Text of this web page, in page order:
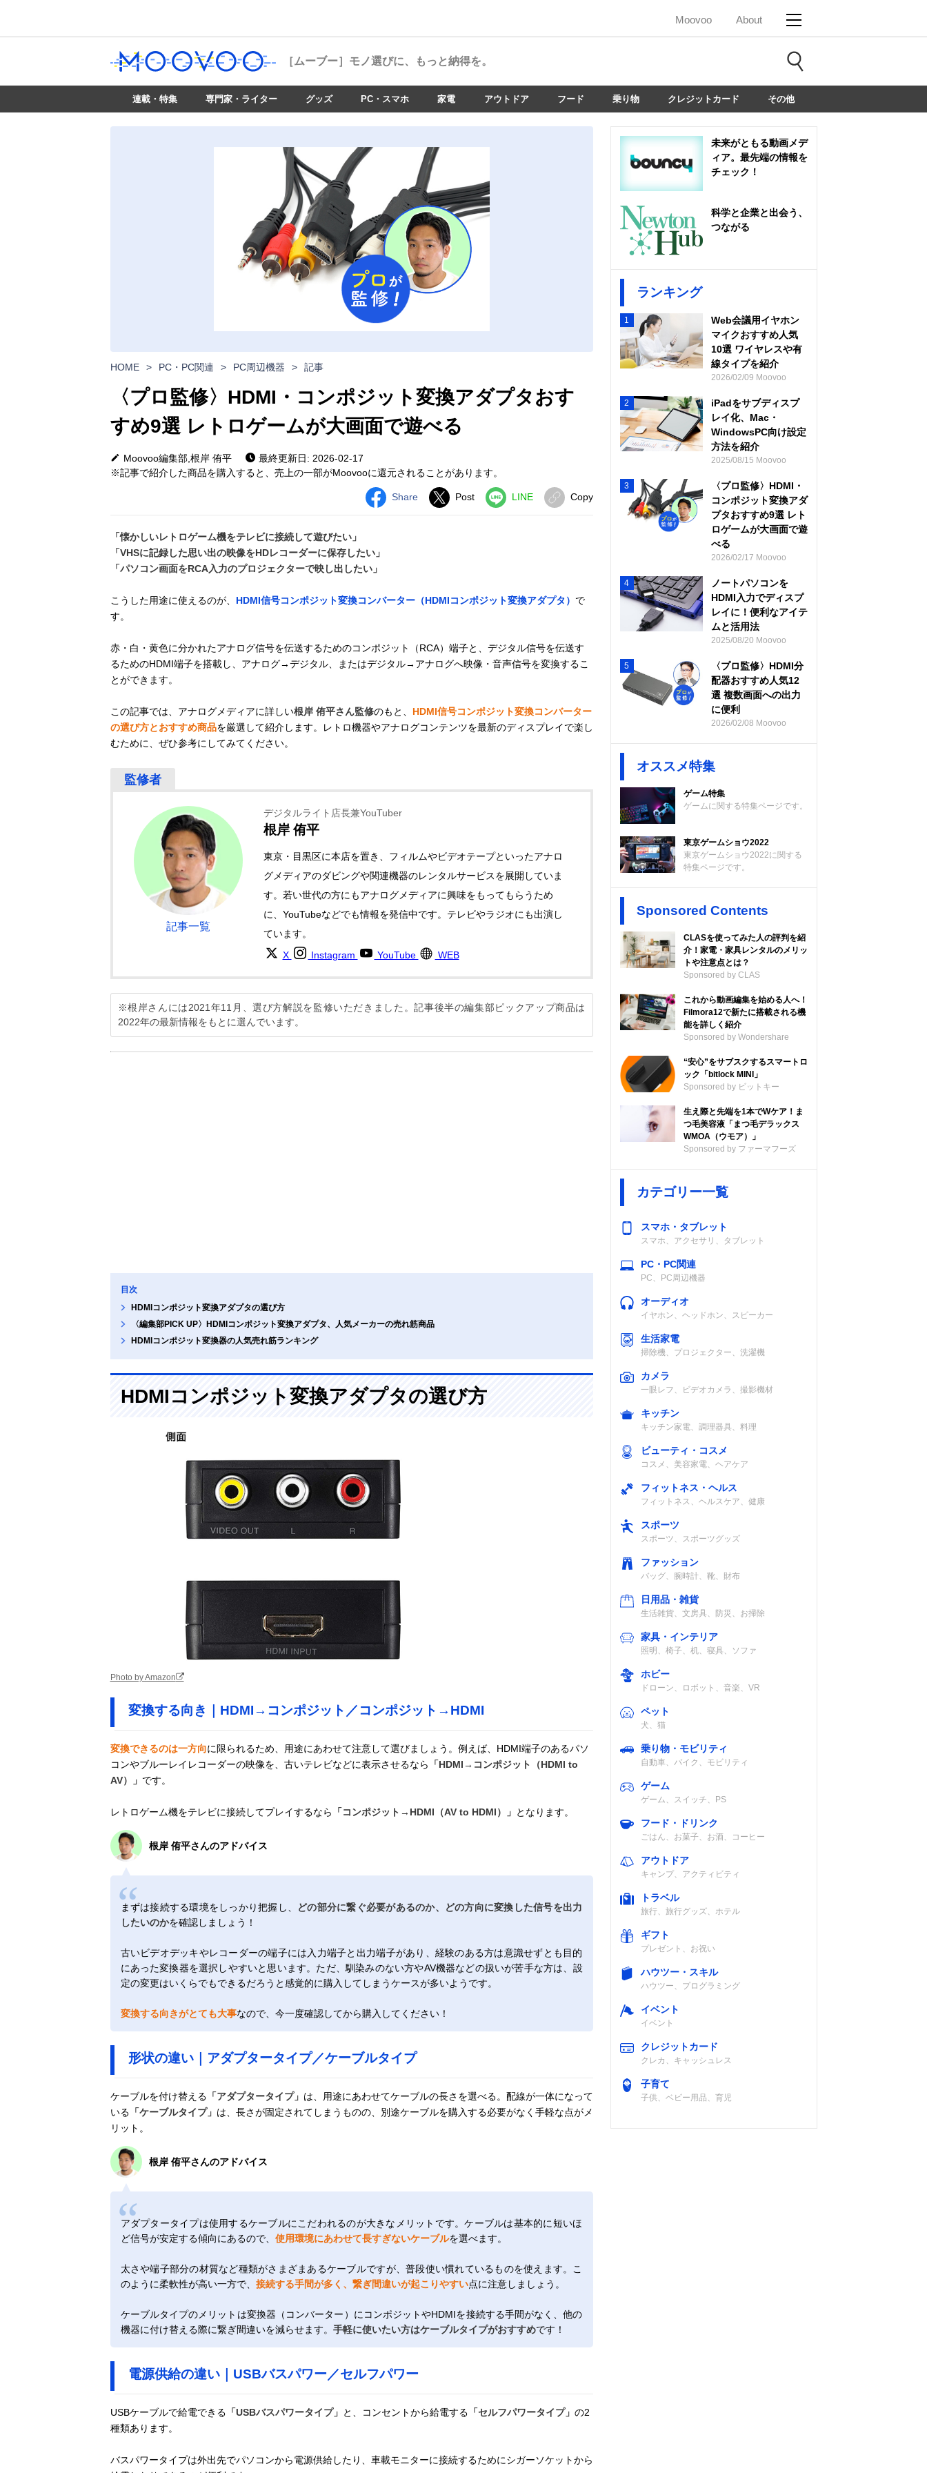
Moovoo About
［ムーブー］ モノ選びに、もっと納得を。
連載・特集 専門家・ライター グッズ PC・スマホ 家電 アウトドア フード 乗り物 クレジットカード その他
HOME > PC・PC関連 > PC周辺機器 > 記事
〈プロ監修〉HDMI・コンポジット変換アダプタおす
すめ9選 レトロゲームが大画面で遊べる
Moovoo編集部,根岸 侑平
最終更新日: 2026-02-17
※記事で紹介した商品を購入すると、売上の一部がMoovooに還元されることがあります。
Share Post LINE Copy
「懐かしいレトロゲーム機をテレビに接続して遊びたい」
「VHSに記録した思い出の映像をHDレコーダーに保存したい」
「パソコン画面をRCA入力のプロジェクターで映し出したい」
こうした用途に使えるのが、 HDMI信号コンポジット変換コンバーター（HDMIコンポジット変換アダプタ） で
す。
赤・白・黄色に分かれたアナログ信号を伝送するためのコンポジット（RCA）端子と、デジタル信号を伝送す
るためのHDMI端子を搭載し、アナログ→デジタル、またはデジタル→アナログへ映像・音声信号を変換するこ
とができます。
この記事では、アナログメディアに詳しい根岸 侑平さん監修のもと、 HDMI信号コンポジット変換コンバーター
の選び方とおすすめ商品を厳選して紹介します。レトロ機器やアナログコンテンツを最新のディスプレイで楽し
むために、ぜひ参考にしてみてください。
記事一覧
デジタルライト店長兼YouTuber
根岸 侑平
東京・目黒区に本店を置き、フィルムやビデオテープといったアナロ
グメディアのダビングや関連機器のレンタルサービスを展開していま
す。若い世代の方にもアナログメディアに興味をもってもらうため
に、YouTubeなどでも情報を発信中です。テレビやラジオにも出演し
ています。
X
Instagram YouTube WEB
※根岸さんには2021年11月、選び方解説を監修いただきました。記事後半の編集部ピックアップ商品は
2022年の最新情報をもとに選んでいます。
目次
HDMIコンポジット変換アダプタの選び方
〈編集部PICK UP〉HDMIコンポジット変換アダプタ、人気メーカーの売れ筋商品
HDMIコンポジット変換器の人気売れ筋ランキング
HDMIコンポジット変換アダプタの選び方
Photo by Amazon
変換する向き｜HDMI→コンポジット／コンポジット→HDMI
変換できるのは一方向に限られるため、用途にあわせて注意して選びましょう。例えば、HDMI端子のあるパソ
コンやブルーレイレコーダーの映像を、古いテレビなどに表示させるなら 「HDMI→コンポジット（HDMI to
AV）」 です。
レトロゲーム機をテレビに接続してプレイするなら 「コンポジット→HDMI（AV to HDMI）」 となります。
根岸 侑平さんのアドバイス
まずは接続する環境をしっかり把握し、
どの部分に繋ぐ必要があるのか、どの方向に変換した信号を出力
したいのかを確認しましょう！
古いビデオデッキやレコーダーの端子には入力端子と出力端子があり、経験のある方は意識せずとも目的
にあった変換器を選択しやすいと思います。ただ、馴染みのない方やAV機器などの扱いが苦手な方は、設
定の変更はいくらでもできるだろうと感覚的に購入してしまうケースが多いようです。
変換する向きがとても大事なので、今一度確認してから購入してください！
形状の違い｜アダプタータイプ／ケーブルタイプ
ケーブルを付け替える 「アダプタータイプ」 は、用途にあわせてケーブルの長さを選べる。配線が一体になって
いる 「ケーブルタイプ」 は、長さが固定されてしまうものの、別途ケーブルを購入する必要がなく手軽な点がメ
リット。
根岸 侑平さんのアドバイス
アダプタータイプは使用するケーブルにこだわれるのが大きなメリットです。ケーブルは基本的に短いほ
ど信号が安定する傾向にあるので、 使用環境にあわせて長すぎないケーブルを選べます。
太さや端子部分の材質など種類がさまざまあるケーブルですが、普段使い慣れているものを使えます。こ
のように柔軟性が高い一方で、 接続する手間が多く、繋ぎ間違いが起こりやすい点に注意しましょう。
ケーブルタイプのメリットは変換器（コンバーター）にコンポジットやHDMIを接続する手間がなく、他の
機器に付け替える際に繋ぎ間違いを減らせます。 手軽に使いたい方はケーブルタイプがおすすめです！
電源供給の違い｜USBバスパワー／セルフパワー
USBケーブルで給電できる 「USBバスパワータイプ」 と、コンセントから給電する 「セルフパワータイプ」 の2
種類あります。
バスパワータイプは外出先でパソコンから電源供給したり、車載モニターに接続するためにシガーソケットから
未来がともる動画メデ
ィア。最先端の情報を
チェック！
科学と企業と出会う、
つながる
ランキング
1
Web会議用イヤホン
マイクおすすめ人気
10選 ワイヤレスや有
線タイプを紹介
2026/02/09 Moovoo
2
iPadをサブディスプ
レイ化、Mac・
WindowsPC向け設定
方法を紹介
2025/08/15 Moovoo
3
〈プロ監修〉HDMI・
コンポジット変換アダ
プタおすすめ9選 レト
ロゲームが大画面で遊
べる
2026/02/17 Moovoo
4
ノートパソコンを
HDMI入力でディスプ
レイに！便利なアイテ
ムと活用法
2025/08/20 Moovoo
5
〈プロ監修〉HDMI分
配器おすすめ人気12
選 複数画面への出力
に便利
2026/02/08 Moovoo
オススメ特集
ゲーム特集
ゲームに関する特集ページです。
東京ゲームショウ2022
東京ゲームショウ2022に関する
特集ページです。
Sponsored Contents
CLASを使ってみた人の評判を紹
介！家電・家具レンタルのメリッ
トや注意点とは？
Sponsored by CLAS
これから動画編集を始める人へ！
Filmora12で新たに搭載される機
能を詳しく紹介
Sponsored by Wondershare
“安心”をサブスクするスマートロ
ック「bitlock MINI」
Sponsored by ビットキー
生え際と先端を1本でWケア！ま
つ毛美容液「まつ毛デラックス
WMOA（ウモア）」
Sponsored by ファーマフーズ
カテゴリー一覧
スマホ・タブレット
スマホ、アクセサリ、タブレット
PC・PC関連
PC、PC周辺機器
オーディオ
イヤホン、ヘッドホン、スピーカー
生活家電
掃除機、プロジェクター、洗濯機
カメラ
一眼レフ、ビデオカメラ、撮影機材
キッチン
キッチン家電、調理器具、料理
ビューティ・コスメ
コスメ、美容家電、ヘアケア
フィットネス・ヘルス
フィットネス、ヘルスケア、健康
スポーツ
スポーツ、スポーツグッズ
ファッション
バッグ、腕時計、靴、財布
日用品・雑貨
生活雑貨、文房具、防災、お掃除
家具・インテリア
照明、椅子、机、寝具、ソファ
ホビー
ドローン、ロボット、音楽、VR
ペット
犬、猫
乗り物・モビリティ
自動車、バイク、モビリティ
ゲーム
ゲーム、スイッチ、PS
フード・ドリンク
ごはん、お菓子、お酒、コーヒー
アウトドア
キャンプ、アクティビティ
トラベル
旅行、旅行グッズ、ホテル
ギフト
プレゼント、お祝い
ハウツー・スキル
ハウツー、プログラミング
イベント
イベント
クレジットカード
クレカ、キャッシュレス
子育て
子供、ベビー用品、育児